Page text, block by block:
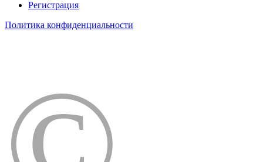
Регистрация
Политика конфиденциальности